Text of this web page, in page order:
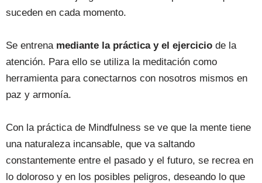
suceden en cada momento.
Se entrena mediante la práctica y el ejercicio de la
atención. Para ello se utiliza la meditación como
herramienta para conectarnos con nosotros mismos en
paz y armonía.
Con la práctica de Mindfulness se ve que la mente tiene
una naturaleza incansable, que va saltando
constantemente entre el pasado y el futuro, se recrea en
lo doloroso y en los posibles peligros, deseando lo que